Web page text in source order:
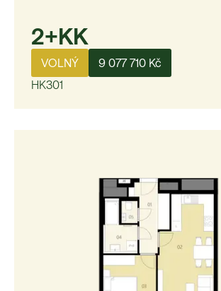
2+KK
VOLNÝ
9 077 710 Kč
HK301